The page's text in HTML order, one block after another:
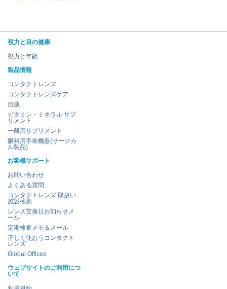
視力と目の健康
視力と年齢
製品情報
コンタクトレンズ
コンタクトレンズケア
目薬
ビタミン・ミネラル サプ
リメント
一般用サプリメント
眼科用手術機器(サージカ
ル製品)
お客様サポート
お問い合わせ
よくある質問
コンタクトレンズ 取扱い
施設検索
レンズ交換日お知らせメ
ール
定期検査メモ＆メール
正しく使おうコンタクト
レンズ
Global Offices
ウェブサイトのご利用につ
いて